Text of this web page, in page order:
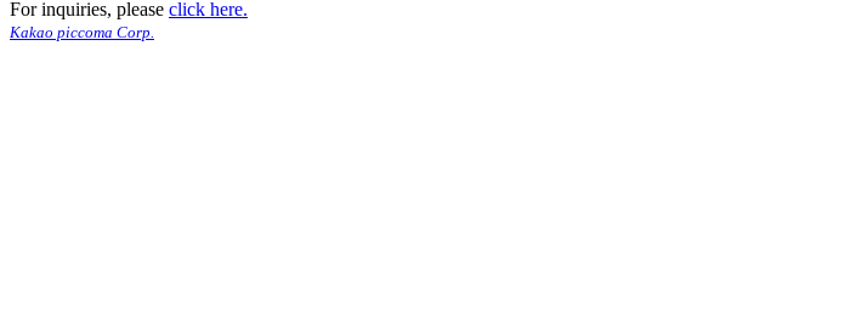
For inquiries, please click here.
Kakao piccoma Corp.